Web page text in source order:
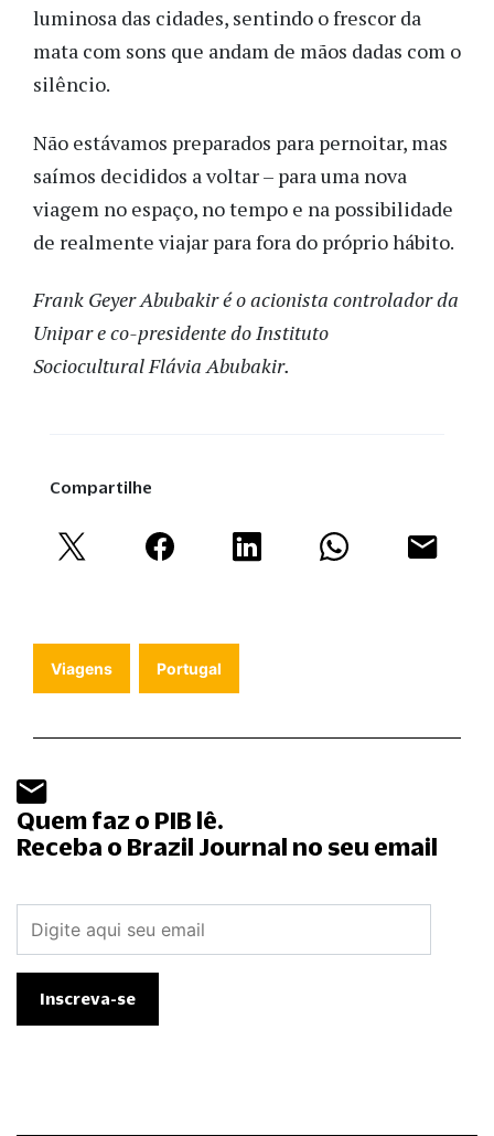
luminosa das cidades, sentindo o frescor da
mata com sons que andam de mãos dadas com o
silêncio.
Não estávamos preparados para pernoitar, mas
saímos decididos a voltar – para uma nova
viagem no espaço, no tempo e na possibilidade
de realmente viajar para fora do próprio hábito.
Frank Geyer Abubakir é o acionista controlador da
Unipar e co-presidente do Instituto
Sociocultural Flávia Abubakir.
Compartilhe
Viagens Portugal
Quem faz o PIB lê.
Receba o Brazil Journal no seu email